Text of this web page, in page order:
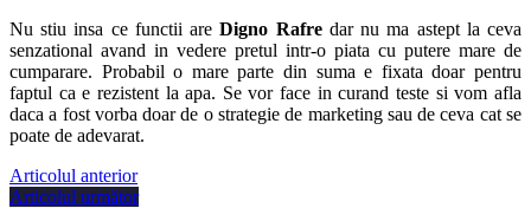
Nu stiu insa ce functii areDigno Rafredar nu ma astept la ceva
senzational avand in vedere pretul intr-o piata cu putere mare de
cumparare. Probabil o mare parte din suma e fixata doar pentru
faptul ca e rezistent la apa. Se vor face in curand teste si vom afla
daca a fost vorba doar de o strategie de marketing sau de ceva cat se
poate de adevarat.
Articolul anterior
Articolul următor